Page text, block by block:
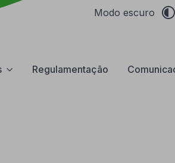
Modo escuro
Regulamentação